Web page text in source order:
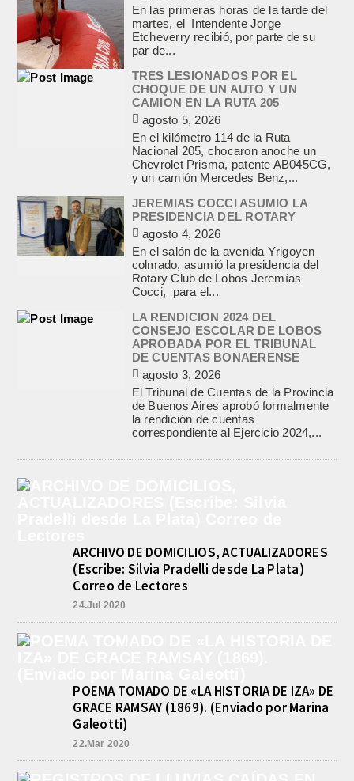
En las primeras horas de la tarde del
martes, el Intendente Jorge
Etcheverry recibió, por parte de su
par de...
TRES LESIONADOS POR EL
CHOQUE DE UN AUTO Y UN
CAMION EN LA RUTA 205
agosto 5, 2026
En el kilómetro 114 de la Ruta
Nacional 205, chocaron anoche un
Chevrolet Prisma, patente AB045CG,
y un camión Mercedes Benz,...
JEREMIAS COCCI ASUMIO LA
PRESIDENCIA DEL ROTARY
agosto 4, 2026
En el salón de la avenida Yrigoyen
colmado, asumió la presidencia del
Rotary Club de Lobos Jeremías
Cocci, para el...
LA RENDICION 2024 DEL
CONSEJO ESCOLAR DE LOBOS
APROBADA POR EL TRIBUNAL
DE CUENTAS BONAERENSE
agosto 3, 2026
El Tribunal de Cuentas de la Provincia
de Buenos Aires aprobó formalmente
la rendición de cuentas
correspondiente al Ejercicio 2024,...
ARCHIVO DE DOMICILIOS, ACTUALIZADORES
(Escribe: Silvia Pradelli desde La Plata)
Correo de Lectores
24.Jul 2020
POEMA TOMADO DE «LA HISTORIA DE IZA» DE
GRACE RAMSAY (1869). (Enviado por Marina
Galeotti)
22.Mar 2020